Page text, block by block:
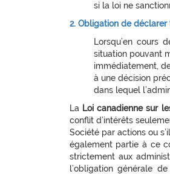
si la loi ne
2. Obligation de
Lorsqu’en cours
situation pouvant
immédiatement,
à une décision
dans lequel
La Loi canadienne sur
conflit d’intérêts
Société par actions ou
également partie à ce
strictement aux
l’obligation générale